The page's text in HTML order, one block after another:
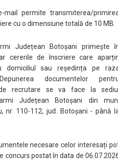
mail permite transmiterea/
cu o dimensiune totală de 10 MB.
Județean Botoșani primește
cererile de înscriere care
domiciliul sau reședința pe
documentelor
recrutare se va face la
Judeţean Botoşani din
nr. 110-112, jud. Botoşani - până
necesare celor interesați
concurs postat în data de